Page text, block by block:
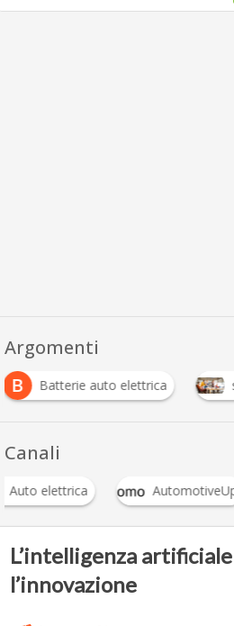
Argomenti
B
Batterie auto elettrica
Canali
Auto elettrica
L’intelligenza
l’innovazione